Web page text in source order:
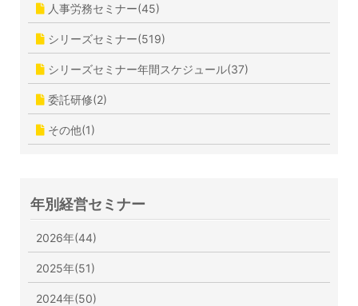
人事労務セミナー(45)
シリーズセミナー(519)
シリーズセミナー年間スケジュール(37)
委託研修(2)
その他(1)
年別経営セミナー
2026年(44)
2025年(51)
2024年(50)